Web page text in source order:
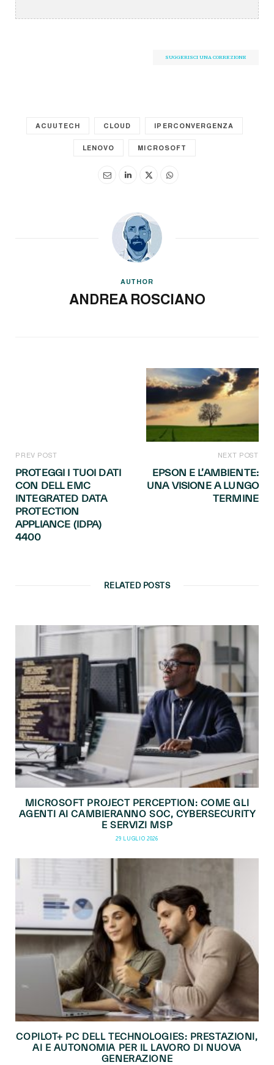
SUGGERISCI UNA CORREZIONE
ACUUTECH CLOUD IPERCONVERGENZA
LENOVO MICROSOFT
AUTHOR
ANDREA ROSCIANO
PREV POST
PROTEGGI I TUOI DATI
CON DELL EMC
INTEGRATED DATA
PROTECTION
APPLIANCE (IDPA)
4400
NEXT POST
EPSON E L’AMBIENTE:
UNA VISIONE A LUNGO
TERMINE
RELATED POSTS
MICROSOFT PROJECT PERCEPTION: COME GLI
AGENTI AI CAMBIERANNO SOC, CYBERSECURITY
E SERVIZI MSP
29 LUGLIO 2026
COPILOT+ PC DELL TECHNOLOGIES: PRESTAZIONI,
AI E AUTONOMIA PER IL LAVORO DI NUOVA
GENERAZIONE